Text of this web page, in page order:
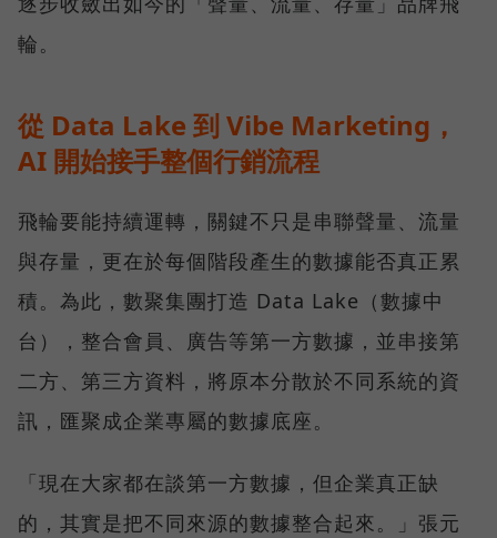
輪。
從 Data Lake 到 Vibe Marketing，
AI 開始接手整個行銷流程
飛輪要能持續運轉，關鍵不只是串聯聲量、流量
與存量，更在於每個階段產生的數據能否真正累
積。為此，數聚集團打造 Data Lake（數據中
台），整合會員、廣告等第一方數據，並串接第
二方、第三方資料，將原本分散於不同系統的資
訊，匯聚成企業專屬的數據底座。
「現在大家都在談第一方數據，但企業真正缺
的，其實是把不同來源的數據整合起來。」張元